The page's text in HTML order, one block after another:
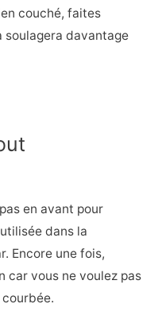
couché, faites
soulagera davantage
en avant pour
dans la
Encore une fois,
car vous ne voulez pas